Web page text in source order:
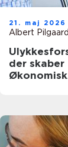
21. maj 2026
Albert Pilgaard
der skaber
Økonomisk